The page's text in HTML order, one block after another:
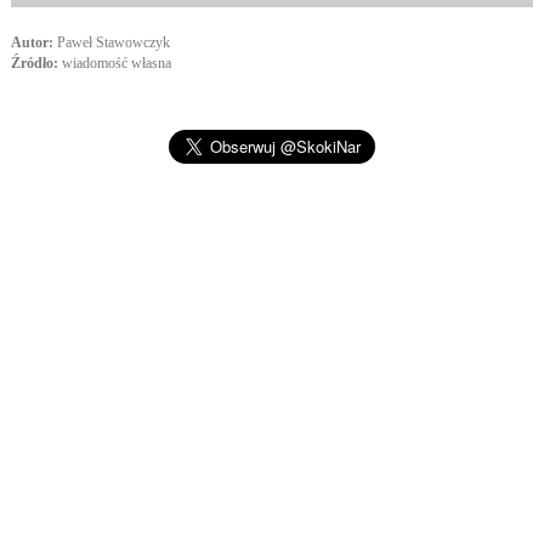
Autor: Paweł Stawowczyk
Źródło: wiadomość własna